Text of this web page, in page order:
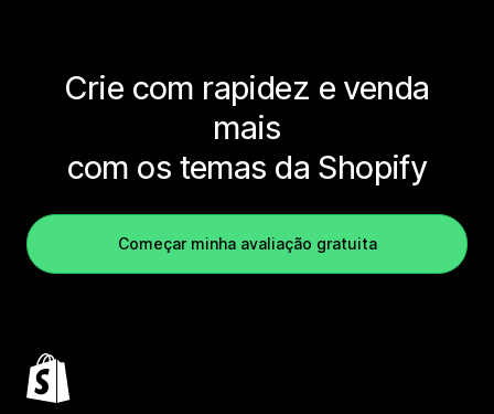
Crie com rapidez e venda
mais
com os temas da Shopify
Começar minha avaliação gratuita